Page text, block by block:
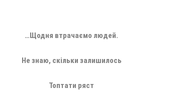
…Щодня втрачаємо людей.
Не знаю, скільки залишилось
Топтати ряст